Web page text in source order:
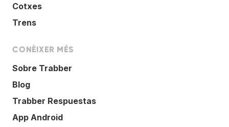
Cotxes
Trens
CONÈIXER MÉS
Sobre Trabber
Blog
Trabber Respuestas
App Android